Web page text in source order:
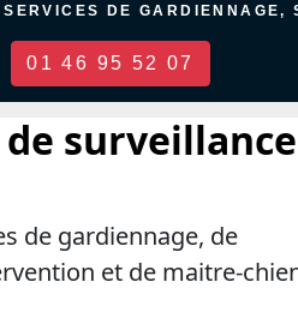
DE
01 46 95 52 07
surveillance
de gardiennage, de
et de maitre-